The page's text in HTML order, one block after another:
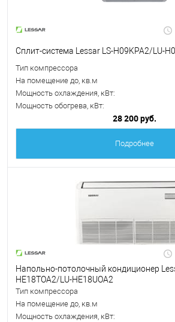
Сплит-система Lessar LS-H09KPA2/LU-
Тип компрессора
На помещение до, кв.м
Мощность охлаждения, кВт:
Мощность обогрева, кВт:
28 200 руб.
Подробнее
Напольно-потолочный кондиционер
HE18TOA2/LU-HE18UOA2
Тип компрессора
На помещение до, кв.м
Мощность охлаждения, кВт: